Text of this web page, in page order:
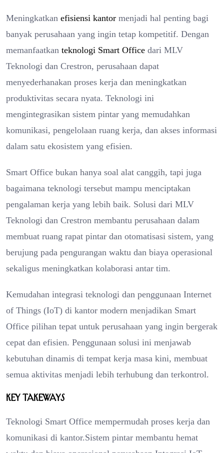
Meningkatkan efisiensi kantor menjadi hal penting bagi
banyak perusahaan yang ingin tetap kompetitif. Dengan
memanfaatkan teknologi Smart Office dari MLV
Teknologi dan Crestron, perusahaan dapat
menyederhanakan proses kerja dan meningkatkan
produktivitas secara nyata. Teknologi ini
mengintegrasikan sistem pintar yang memudahkan
komunikasi, pengelolaan ruang kerja, dan akses informasi
dalam satu ekosistem yang efisien.
Smart Office bukan hanya soal alat canggih, tapi juga
bagaimana teknologi tersebut mampu menciptakan
pengalaman kerja yang lebih baik. Solusi dari MLV
Teknologi dan Crestron membantu perusahaan dalam
membuat ruang rapat pintar dan otomatisasi sistem, yang
berujung pada pengurangan waktu dan biaya operasional
sekaligus meningkatkan kolaborasi antar tim.
Kemudahan integrasi teknologi dan penggunaan Internet
of Things (IoT) di kantor modern menjadikan Smart
Office pilihan tepat untuk perusahaan yang ingin bergerak
cepat dan efisien. Penggunaan solusi ini menjawab
kebutuhan dinamis di tempat kerja masa kini, membuat
semua aktivitas menjadi lebih terhubung dan terkontrol.
Key Takeways
Teknologi Smart Office mempermudah proses kerja dan
komunikasi di kantor.Sistem pintar membantu hemat